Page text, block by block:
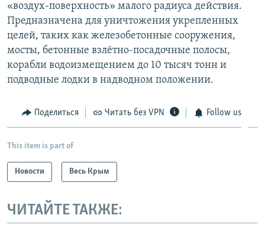
«воздух-поверхность» малого радиуса действия.
Предназначена для уничтожения укрепленных
целей, таких как железобетонные сооружения,
мосты, бетонные взлётно-посадочные полосы,
корабли водоизмещением до 10 тысяч тонн и
подводные лодки в надводном положении.
Поделиться Читать без VPN Follow us
This item is part of
Новости Весь Крым
ЧИТАЙТЕ ТАКЖЕ: